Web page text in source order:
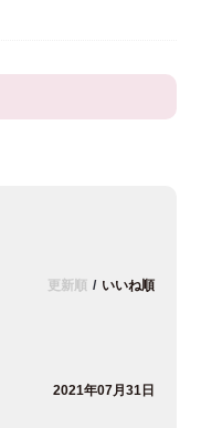
更新順 / いいね順
2021年07月31日